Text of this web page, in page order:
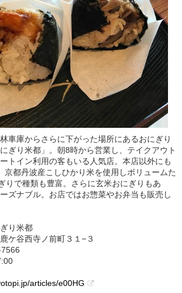
車庫からさらに下がった場所にあるおにぎり
ぎり米都」。朝8時から営業し、テイクアウト
トイン利用の客もいる人気店。本店以外にも
京都丹波産こしひかり米を使用しボリュームた
りで種類も豊富。さらに玄米おにぎりもあ
ズナブル。お店ではお惣菜やお弁当も販売し
り米都
ケ谷西寺ノ前町３１−３
articles/e00HG